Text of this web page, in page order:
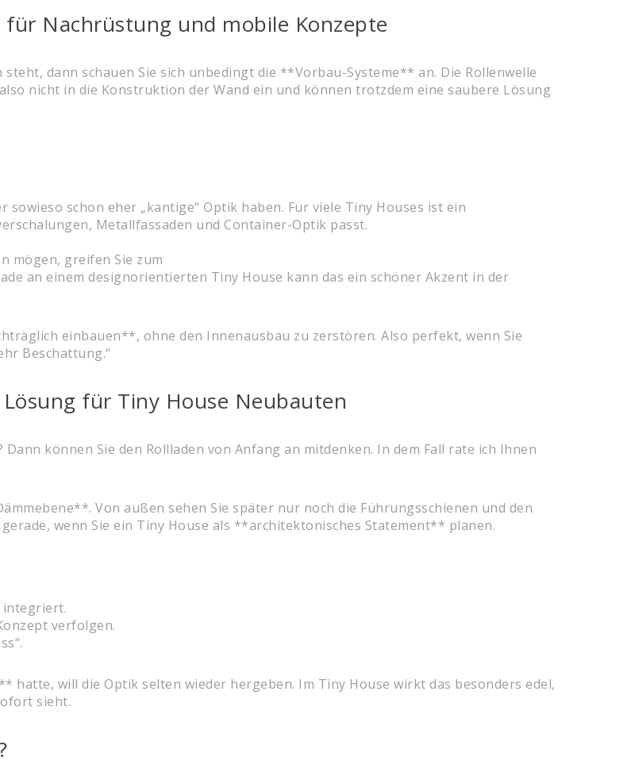
Nachrüstung und mobile Konzepte
dann schauen Sie sich unbedingt die **Vorbau-Systeme** an. Die Rollenwelle
nicht in die Konstruktion der Wand ein und können trotzdem eine saubere Lösung
schon eher „kantige“ Optik haben. Für viele Tiny Houses ist ein
Metallfassaden und Container-Optik passt.
mögen, greifen Sie zum
an einem designorientierten Tiny House kann das ein schöner Akzent in der
einbauen**, ohne den Innenausbau zu zerstören. Also perfekt, wenn Sie
Beschattung.“
für Tiny House Neubauten
können Sie den Rollladen von Anfang an mitdenken. In dem Fall rate ich Ihnen
Von außen sehen Sie später nur noch die Führungsschienen und den
wenn Sie ein Tiny House als **architektonisches Statement** planen.
integriert.
verfolgen.
hatte, will die Optik selten wieder hergeben. Im Tiny House wirkt das besonders edel,
sieht.